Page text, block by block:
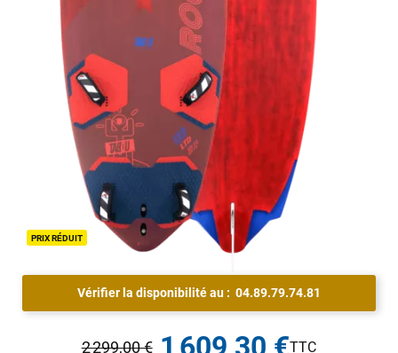
PRIX RÉDUIT
Vérifier la disponibilité au : 04.89.79.74.81
2 299,00 €